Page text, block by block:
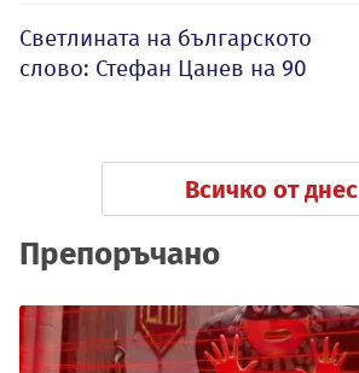
Светлината на българското
слово: Стефан Цанев на 90
Всичко от днес
Препоръчано